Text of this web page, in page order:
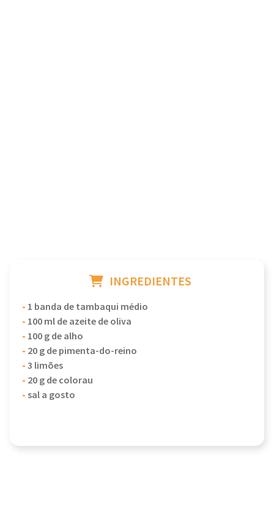
INGREDIENTES
- 1 banda de tambaqui médio
- 100 ml de azeite de oliva
- 100 g de alho
- 20 g de pimenta-do-reino
-3 limões
- 20 g de colorau
- sal a gosto